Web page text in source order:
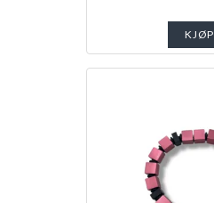
KJØP